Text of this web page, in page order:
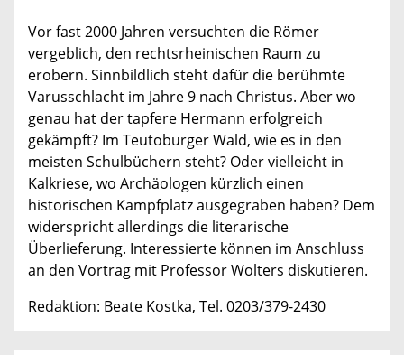
Vor fast 2000 Jahren versuchten die Römer
vergeblich, den rechtsrheinischen Raum zu
erobern. Sinnbildlich steht dafür die berühmte
Varusschlacht im Jahre 9 nach Christus. Aber wo
genau hat der tapfere Hermann erfolgreich
gekämpft? Im Teutoburger Wald, wie es in den
meisten Schulbüchern steht? Oder vielleicht in
Kalkriese, wo Archäologen kürzlich einen
historischen Kampfplatz ausgegraben haben? Dem
widerspricht allerdings die literarische
Überlieferung. Interessierte können im Anschluss
an den Vortrag mit Professor Wolters diskutieren.
Redaktion: Beate Kostka, Tel. 0203/379-2430